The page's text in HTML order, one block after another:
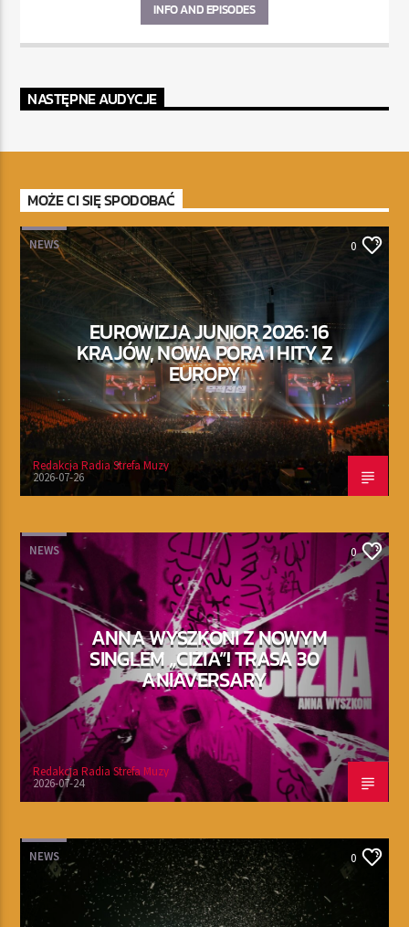
INFO AND EPISODES
NASTĘPNE AUDYCJE
MOŻE CI SIĘ SPODOBAĆ
NEWS 0
EUROWIZJA JUNIOR 2026: 16
KRAJÓW, NOWA PORA I HITY Z
EUROPY
Redakcja Radia Strefa Muzy
2026-07-26
NEWS 0
ANNA WYSZKONI Z NOWYM
SINGLEM „CIZIA”! TRASA 30
ANIAVERSARY
Redakcja Radia Strefa Muzy
2026-07-24
NEWS 0